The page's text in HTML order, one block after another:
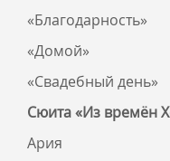
«Благодарность»
«Домой»
«Свадебный день»
Сюита «Из времён
Ария